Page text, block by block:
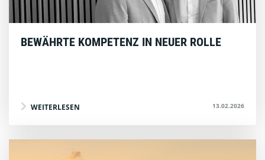
BEWÄHRTE KOMPETENZ IN NEUER ROLLE
WEITERLESEN 13.02.2026